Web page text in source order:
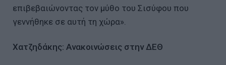
επιβεβαιώνοντας τον μύθο του Σισύφου που
γεννήθηκε σε αυτή τη χώρα».
Χατζηδάκης: Ανακοινώσεις στην ΔΕΘ